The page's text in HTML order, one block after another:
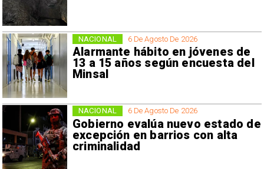
6 De Agosto De 2026
Alarmante hábito en jóvenes de
13 a 15 años según encuesta del
Minsal
NACIONAL
6 De Agosto De 2026
Gobierno evalúa nuevo estado de
excepción en barrios con alta
criminalidad
NACIONAL